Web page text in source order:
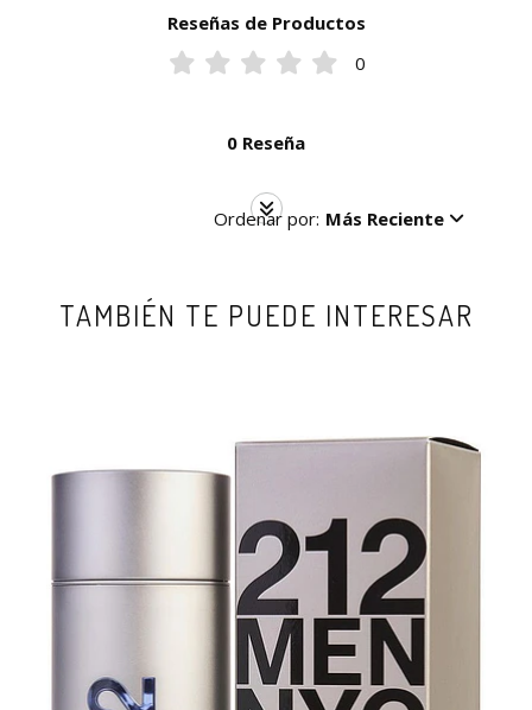
Reseñas de Productos
0
0 Reseña
Ordenar por: Más Reciente
TAMBIÉN TE PUEDE INTERESAR